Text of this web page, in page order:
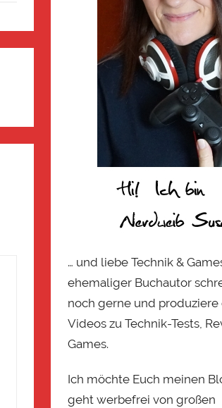
… und liebe Technik &
ehemaliger Buchautor
noch gerne und produziere
Videos zu Technik-Tests,
Games.
Ich möchte Euch meinen
geht werbefrei von großen